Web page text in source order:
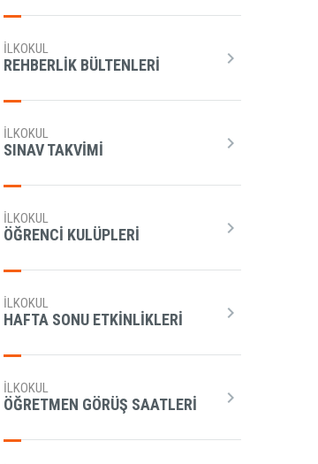
İLKOKUL
REHBERLIK BÜLTENLERI chevron_right
İLKOKUL
SINAV TAKVIMI chevron_right
İLKOKUL
ÖĞRENCI KULÜPLERI chevron_right
İLKOKUL
HAFTA SONU ETKINLIKLERI chevron_right
İLKOKUL
ÖĞRETMEN GÖRÜŞ SAATLERI chevron_right